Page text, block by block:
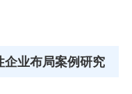
企业布局案例研究